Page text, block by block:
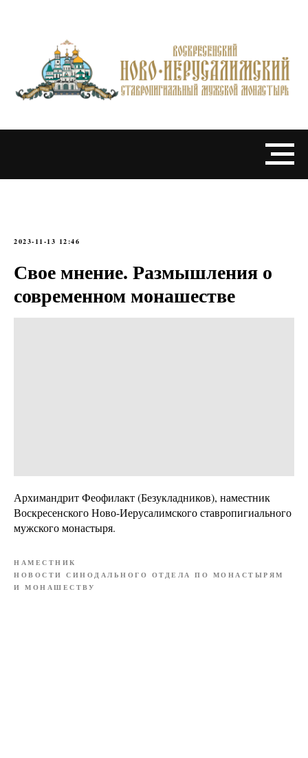
2023-11-13 12:46
Свое мнение. Размышления о
современном монашестве
Архимандрит Феофилакт (Безукладников), наместник
Воскресенского Ново-Иерусалимского ставропигиального
мужского монастыря.
НАМЕСТНИК
НОВОСТИ СИНОДАЛЬНОГО ОТДЕЛА ПО МОНАСТЫРЯМ
И МОНАШЕСТВУ